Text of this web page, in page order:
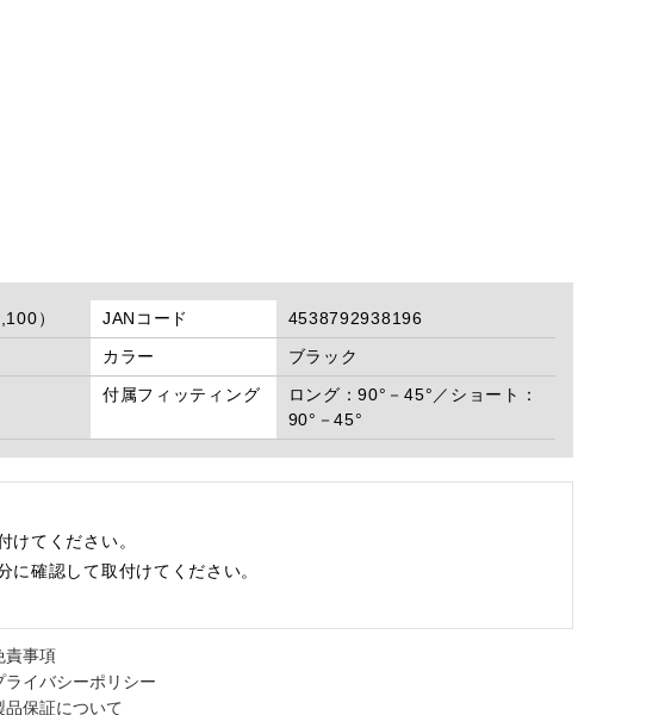
） JANコード
4538792938196
カラー
ブラック
付属フィッティング
ロング：90°－45°／ショート：
90°－45°
てください。
確認して取付けてください。
責事項
ライバシーポリシー
品保証について